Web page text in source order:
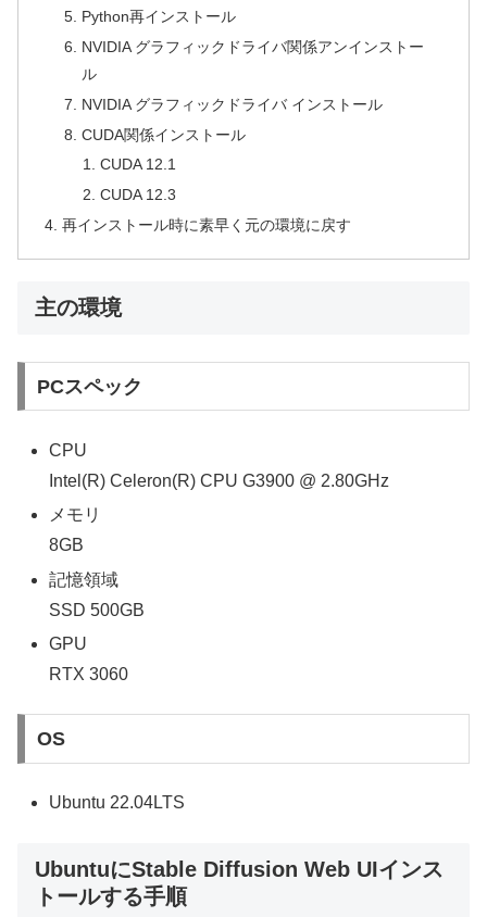
Python再インストール
NVIDIA グラフィックドライバ関係アンインストー
ル
NVIDIA グラフィックドライバ インストール
CUDA関係インストール
CUDA 12.1
CUDA 12.3
再インストール時に素早く元の環境に戻す
主の環境
PCスペック
CPU
Intel(R) Celeron(R) CPU G3900 @ 2.80GHz
メモリ
8GB
記憶領域
SSD 500GB
GPU
RTX 3060
OS
Ubuntu 22.04LTS
UbuntuにStable Diffusion Web UIインス
トールする手順